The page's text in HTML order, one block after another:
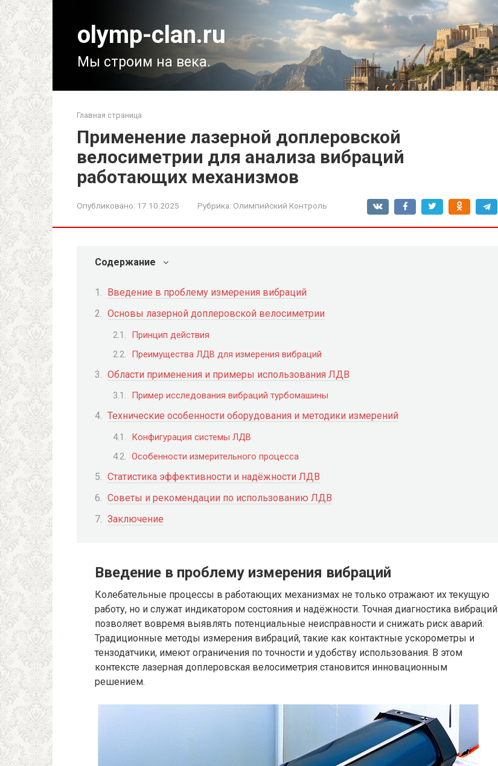
olymp-clan.ru
Мы строим на века.
Главная страница
Применение лазерной доплеровской
велосиметрии для анализа вибраций
работающих механизмов
Опубликовано: 17.10.2025 Рубрика: Олимпийский Контроль
Содержание
Введение в проблему измерения вибраций
Основы лазерной доплеровской велосиметрии
Принцип действия
Преимущества ЛДВ для измерения вибраций
Области применения и примеры использования ЛДВ
Пример исследования вибраций турбомашины
Технические особенности оборудования и методики измерений
Конфигурация системы ЛДВ
Особенности измерительного процесса
Статистика эффективности и надёжности ЛДВ
Советы и рекомендации по использованию ЛДВ
Заключение
Введение в проблему измерения вибраций
Колебательные процессы в работающих механизмах не только отражают их текущую
работу, но и служат индикатором состояния и надёжности. Точная диагностика вибраций
позволяет вовремя выявлять потенциальные неисправности и снижать риск аварий.
Традиционные методы измерения вибраций, такие как контактные ускорометры и
тензодатчики, имеют ограничения по точности и удобству использования. В этом
контексте лазерная доплеровская велосиметрия становится инновационным
решением.